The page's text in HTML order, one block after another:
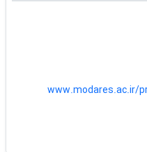
www.modares.ac.ir/